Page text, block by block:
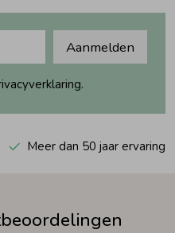
Aanmelden
Meer dan 50 jaar ervaring